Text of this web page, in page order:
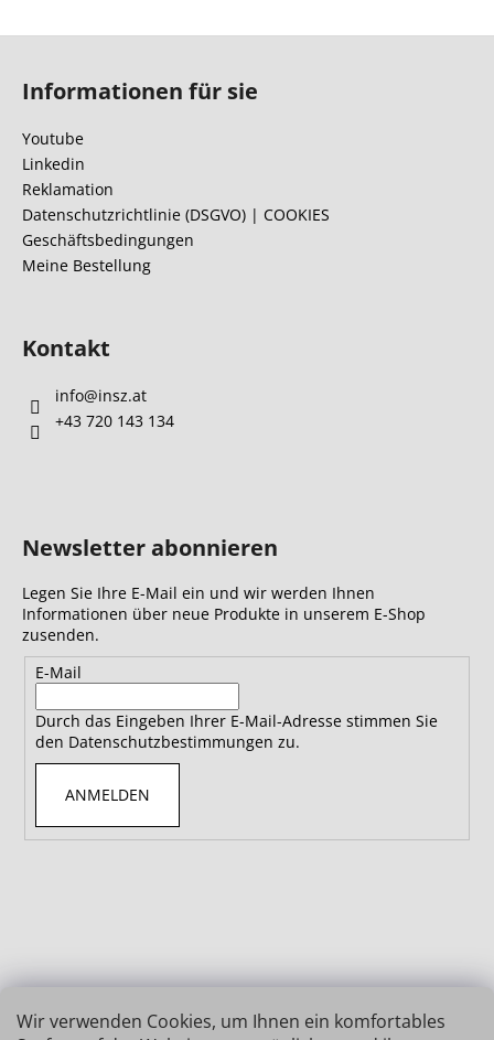
Wir verwenden Cookies, um Ihnen ein komfortables
Informationen für sie
Youtube
Linkedin
Reklamation
Datenschutzrichtlinie (DSGVO) | COOKIES
Geschäftsbedingungen
Meine Bestellung
Kontakt
info@insz.at
+43 720 143 134
Newsletter abonnieren
Legen Sie Ihre E-Mail ein und wir werden Ihnen
Informationen über neue Produkte in unserem E-Shop
zusenden.
E-Mail
Durch das Eingeben Ihrer E-Mail-Adresse stimmen Sie
den Datenschutzbestimmungen zu.
ANMELDEN